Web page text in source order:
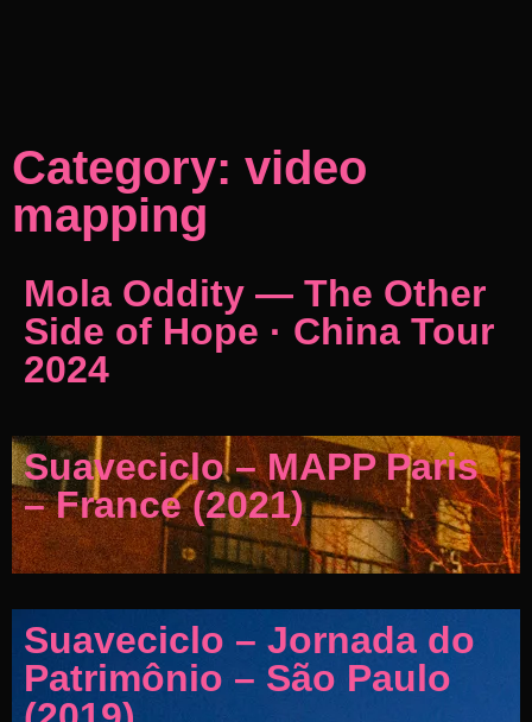
Category: video
mapping
Mola Oddity — The Other
Side of Hope · China Tour
2024
Suaveciclo – MAPP Paris
– France (2021)
Suaveciclo – Jornada do
Patrimônio – São Paulo